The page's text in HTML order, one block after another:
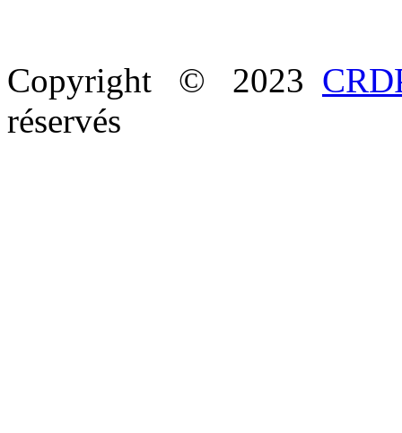
Copyright © 2023
réservés